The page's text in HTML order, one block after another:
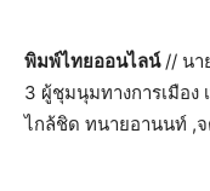
พิมพ์ไทยออนไลน์// นา
3 ผู้ชุมนุมทางการเมือ
ไกล้ชิด ทนายอานนท์ ,